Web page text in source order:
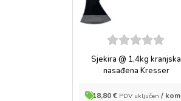
5
out of
5
Sjekira @ 1,4kg kranjska
nasađena Kresser
18,80€ PDV uključen / kom